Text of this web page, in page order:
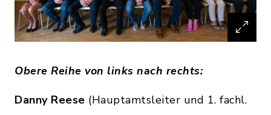
Obere Reihe von links nach rechts:
Danny Reese (Hauptamtsleiter und 1. fachl.